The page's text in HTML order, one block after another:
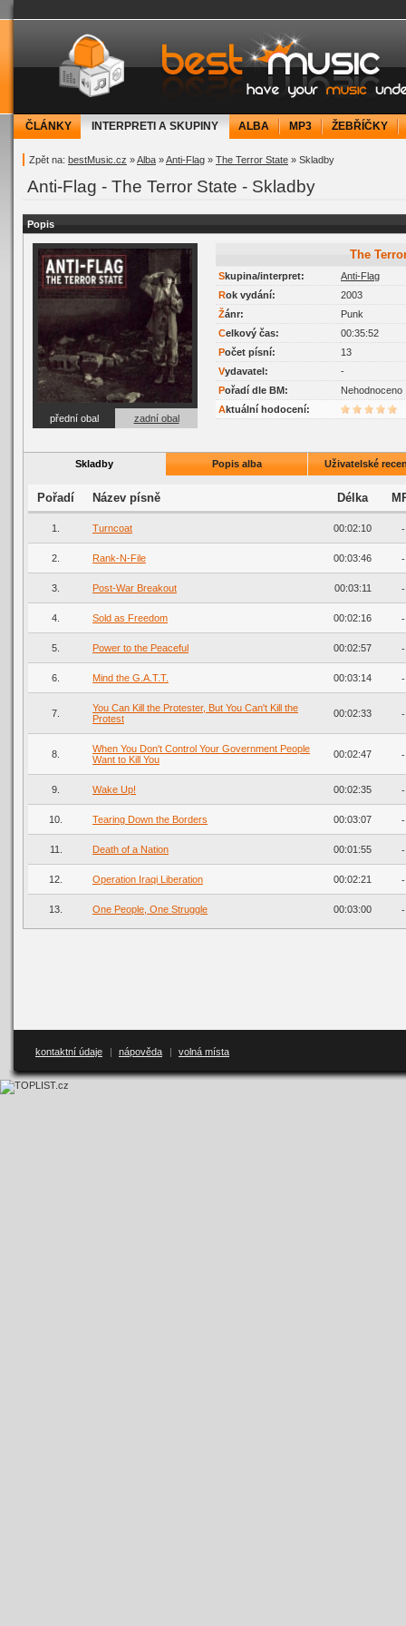
bestMusic.cz - Have your music under
ČLÁNKY INTERPRETI A SKUPINY ALBA MP3 ŽEBŘÍČKY
Zpět na: bestMusic.cz »Alba »Anti-Flag » The Terror State » Skladby
Anti-Flag - The Terror State - Skladby
Popis
přední obal zadní obal
The
Skupina/interpret:
Anti-Flag
Rok vydání:
2003
Žánr:
Punk
Celkový čas:
00:35:52
Počet písní:
13
Vydavatel:
-
Pořadí dle BM:
Nehodnoceno
Aktuální hodocení:
Skladby Popis alba Uživatelské
Pořadí Název písně Délka
1. Turncoat 00:02:10 -
2. Rank-N-File 00:03:46 -
3. Post-War Breakout 00:03:11 -
4. Sold as Freedom 00:02:16 -
5. Power to the Peaceful 00:02:57 -
6. Mind the G.A.T.T. 00:03:14 -
7.
You Can Kill the Protester, But You Can't Kill the
Protest
00:02:33 -
8.
When You Don't Control Your Government People
Want to Kill You
00:02:47 -
9. Wake Up! 00:02:35 -
10. Tearing Down the Borders 00:03:07 -
11. Death of a Nation 00:01:55 -
12. Operation Iraqi Liberation 00:02:21 -
13. One People, One Struggle 00:03:00 -
kontaktní údaje | nápověda | volná místa